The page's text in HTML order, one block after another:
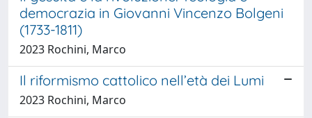
democrazia in Giovanni Vincenzo Bolgeni
(1733-1811)
2023 Rochini, Marco
Il riformismo cattolico nell’età dei Lumi
2023 Rochini, Marco